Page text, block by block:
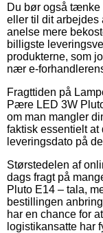
Du bør også tænke
eller til dit arbejdes
anelse mere
billigste
produkterne, som
nær e-
Fragttiden på
Pære LED 3W
om man mangler
faktisk essentielt
leveringsdato på
Størstedelen af
dags fragt på
Pluto E14 – tala,
bestillingen
har en chance for
logistikansatte har